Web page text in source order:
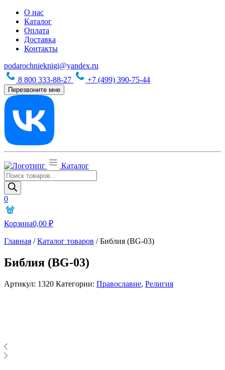
О нас
Каталог
Оплата
Доставка
Контакты
podarochnieknigi@yandex.ru
8 800 333-88-27
+7 (499) 390-75-44
Перезвоните мне
Каталог
Поиск
товаров
0
Корзина0,00 ₽
Главная /Каталог товаров /Библия (BG-03)
Библия (BG-03)
Артикул: 1320 Категории: Православие, Религия